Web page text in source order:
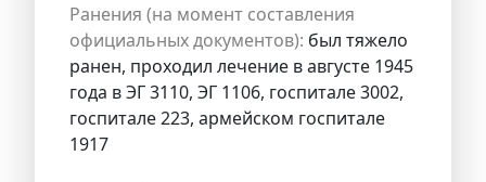
Ранения (на момент составления
официальных документов): был тяжело
ранен, проходил лечение в августе 1945
года в ЭГ 3110, ЭГ 1106, госпитале 3002,
госпитале 223, армейском госпитале
1917